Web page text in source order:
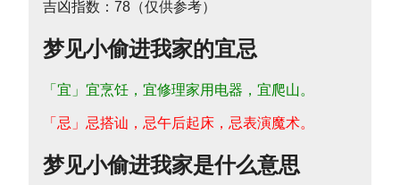
吉凶指数：78（仅供参考）
梦见小偷进我家的宜忌
「宜」宜烹饪，宜修理家用电器，宜爬山。
「忌」忌搭讪，忌午后起床，忌表演魔术。
梦见小偷进我家是什么意思